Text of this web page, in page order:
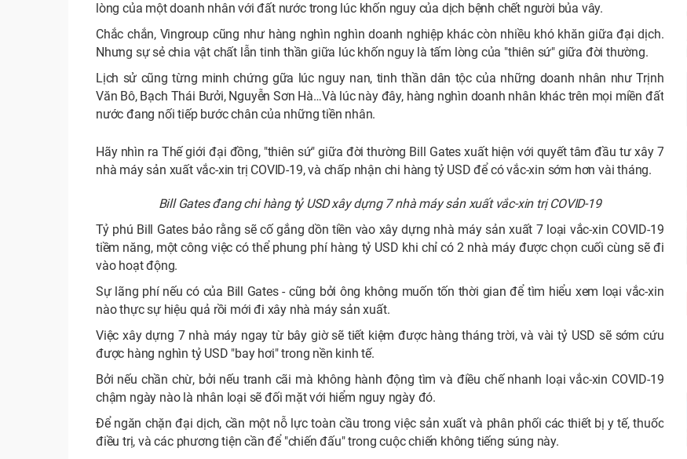
lòng của một doanh nhân với đất nước trong lúc khốn nguy của dịch bệnh chết người bủa vây.
Chắc chắn, Vingroup cũng như hàng nghìn nghìn doanh nghiệp khác còn nhiều khó khăn giữa đại dịch.
Nhưng sự sẻ chia vật chất lẫn tinh thần giữa lúc khốn nguy là tấm lòng của "thiên sứ" giữa đời thường.
Lịch sử cũng từng minh chứng gữa lúc nguy nan, tinh thần dân tộc của những doanh nhân như Trịnh
Văn Bô, Bạch Thái Bưởi, Nguyễn Sơn Hà…Và lúc này đây, hàng nghìn doanh nhân khác trên mọi miền đất
nước đang nối tiếp bước chân của những tiền nhân.
Hãy nhìn ra Thế giới đại đồng, "thiên sứ" giữa đời thường Bill Gates xuất hiện với quyết tâm đầu tư xây 7
nhà máy sản xuất vắc-xin trị COVID-19, và chấp nhận chi hàng tỷ USD để có vắc-xin sớm hơn vài tháng.
Bill Gates đang chi hàng tỷ USD xây dựng 7 nhà máy sản xuất vắc-xin trị COVID-19
Tỷ phú Bill Gates bảo rằng sẽ cố gắng dồn tiền vào xây dựng nhà máy sản xuất 7 loại vắc-xin COVID-19
tiềm năng, một công việc có thể phung phí hàng tỷ USD khi chỉ có 2 nhà máy được chọn cuối cùng sẽ đi
vào hoạt động.
Sự lãng phí nếu có của Bill Gates - cũng bởi ông không muốn tốn thời gian để tìm hiểu xem loại vắc-xin
nào thực sự hiệu quả rồi mới đi xây nhà máy sản xuất.
Việc xây dựng 7 nhà máy ngay từ bây giờ sẽ tiết kiệm được hàng tháng trời, và vài tỷ USD sẽ sớm cứu
được hàng nghìn tỷ USD "bay hơi" trong nền kinh tế.
Bởi nếu chần chừ, bởi nếu tranh cãi mà không hành động tìm và điều chế nhanh loại vắc-xin COVID-19
chậm ngày nào là nhân loại sẽ đối mặt với hiểm nguy ngày đó.
Để ngăn chặn đại dịch, cần một nỗ lực toàn cầu trong việc sản xuất và phân phối các thiết bị y tế, thuốc
điều trị, và các phương tiện cần để "chiến đấu" trong cuộc chiến không tiếng súng này.